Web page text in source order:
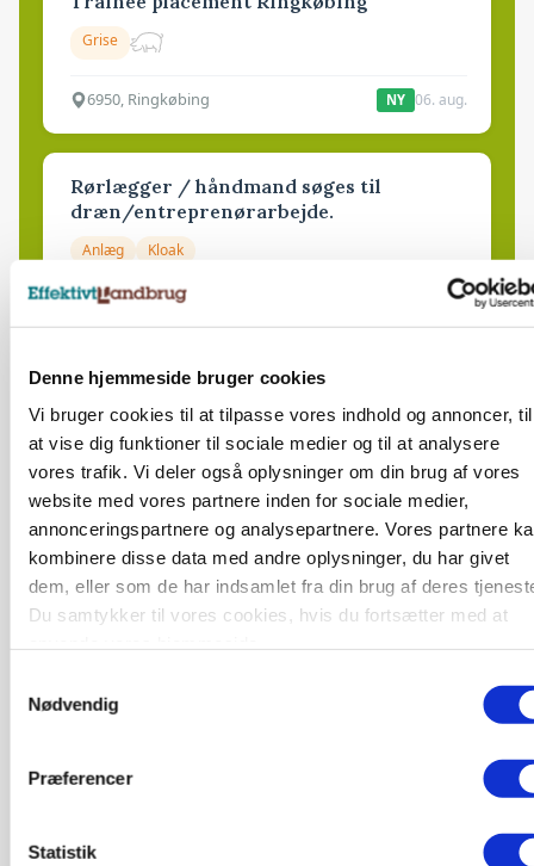
Denne hjemmeside bruger cookies
Vi bruger cookies til at tilpasse vores indhold og annoncer, til
at vise dig funktioner til sociale medier og til at analysere
vores trafik. Vi deler også oplysninger om din brug af vores
website med vores partnere inden for sociale medier,
annonceringspartnere og analysepartnere. Vores partnere
kombinere disse data med andre oplysninger, du har givet
dem, eller som de har indsamlet fra din brug af deres
Du samtykker til vores cookies, hvis du fortsætter med at
Nødvendig
Præferencer
Statistik
Grise
6950, Ringkøbing NY 06. aug.
Rørlægger / håndmand søges til
dræn/entreprenørarbejde.
Anlæg Kloak
4690, Haslev
Lastbilchauffør søges til Henrik Haves
Maskinstation
Godstransport
4700, Næstved
Medarbejdere til griseproduktion
Grise
Kalve